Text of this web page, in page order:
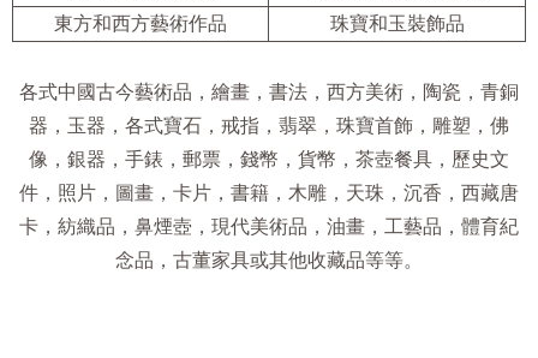
東方和西方藝術作品
珠寶和玉裝飾品
各式中國古今藝術品，繪畫，書法，西方美術，陶瓷，青銅
器，玉器，各式寶石，戒指，翡翠，珠寶首飾，雕塑，佛
像，銀器，手錶，郵票，錢幣，貨幣，茶壺餐具，歷史文
件，照片，圖畫，卡片，書籍，木雕，天珠，沉香，西藏唐
卡，紡織品，鼻煙壺，現代美術品，油畫，工藝品，體育紀
念品，古董家具或其他收藏品等等。